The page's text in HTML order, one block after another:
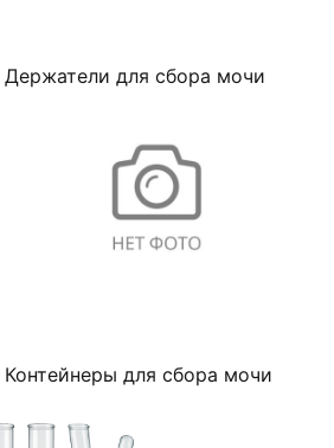
Держатели для сбора мочи
Контейнеры для сбора мочи